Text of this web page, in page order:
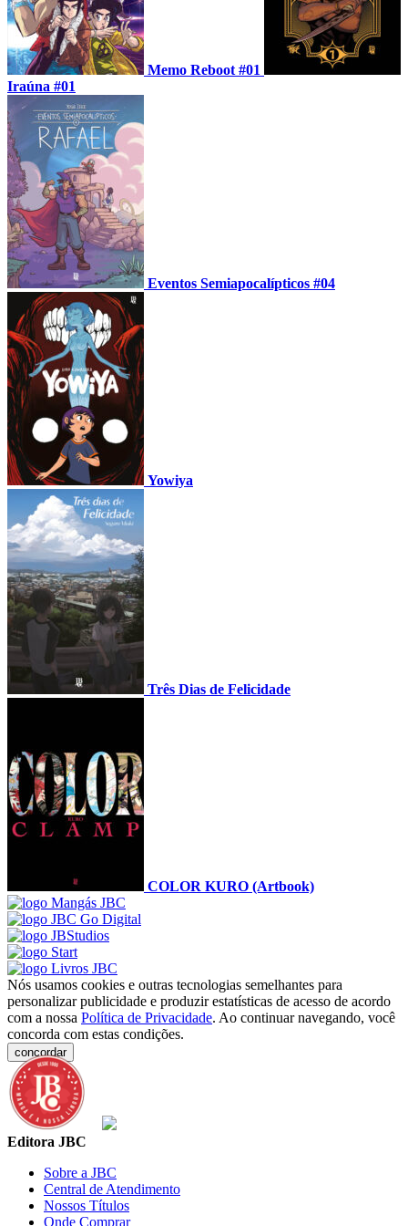
Memo Reboot #01
Iraúna #01
Eventos Semiapocalípticos #04
Yowiya
Três Dias de Felicidade
COLOR KURO (Artbook)
Nós usamos cookies e outras tecnologias semelhantes para
personalizar publicidade e produzir estatísticas de acesso de acordo
com a nossa Política de Privacidade. Ao continuar navegando, você
concorda com estas condições.
concordar
Editora JBC
Sobre a JBC
Central de Atendimento
Nossos Títulos
Onde Comprar